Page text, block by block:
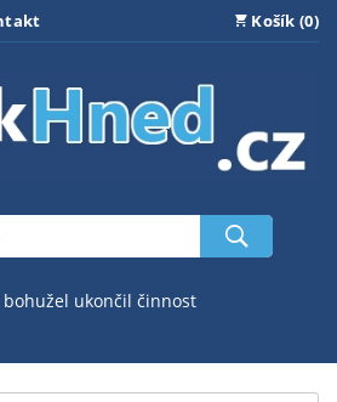
Košík (0)
bohužel ukončil činnost